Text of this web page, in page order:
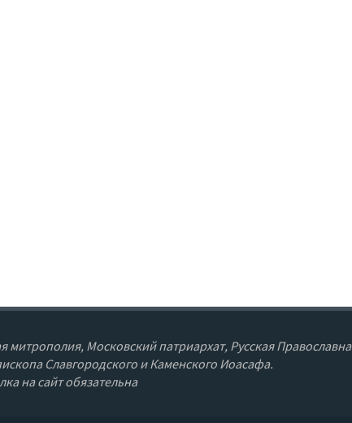
митрополия, Московский патриархат, Русская
Славгородского и Каменского Иоасафа.
на сайт обязательна